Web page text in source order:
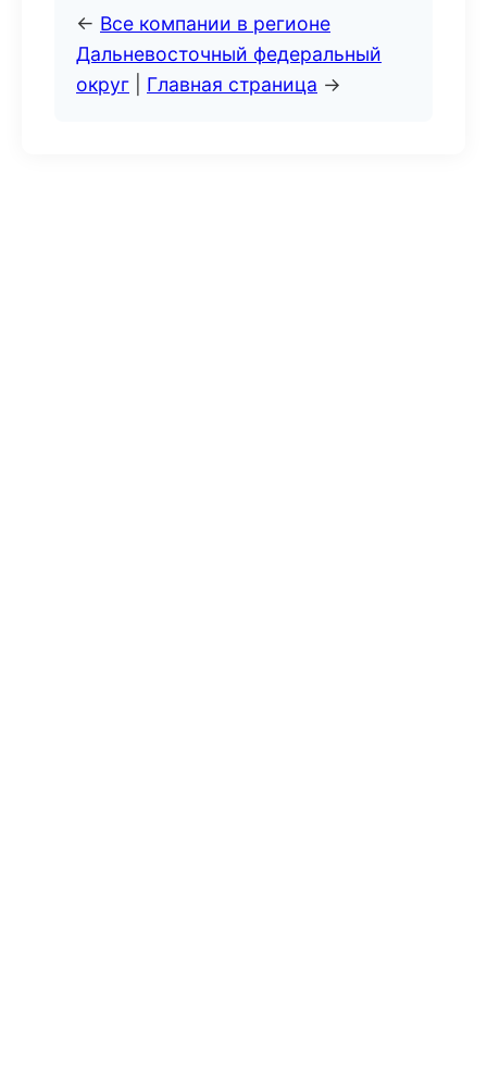
← Все компании в регионе
Дальневосточный федеральный
округ
Главная страница →